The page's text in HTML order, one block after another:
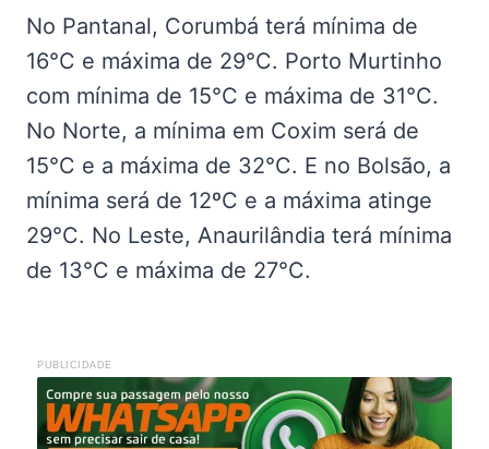
No Pantanal, Corumbá terá mínima de
16°C e máxima de 29°C. Porto Murtinho
com mínima de 15°C e máxima de 31°C.
No Norte, a mínima em Coxim será de
15°C e a máxima de 32°C. E no Bolsão, a
mínima será de 12ºC e a máxima atinge
29°C. No Leste, Anaurilândia terá mínima
de 13°C e máxima de 27°C.
PUBLICIDADE